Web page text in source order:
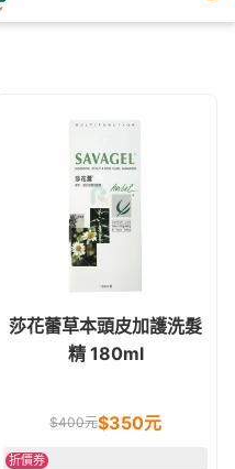
莎花蕾草本頭皮加護洗髮
精 180ml
$400元$350元
折價券